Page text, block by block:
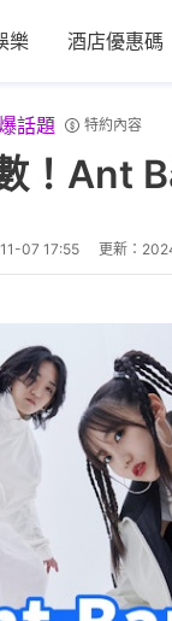
樂 酒店優惠碼
話題 特約內容
！Ant
07 17:55 更新：